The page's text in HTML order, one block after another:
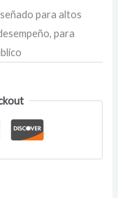
para altos
para